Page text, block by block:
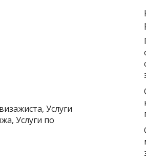
Услуги
Услуги по